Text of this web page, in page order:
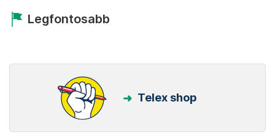
Legfontosabb
Telex shop